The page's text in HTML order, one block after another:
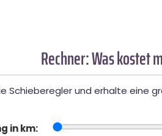
Rechner: Was kostet
Schieberegler und erhalte eine
in km: